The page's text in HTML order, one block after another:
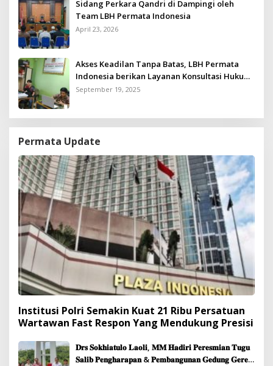
Sidang Perkara Qandri di Dampingi oleh
Team LBH Permata Indonesia
April 23, 2026
Akses Keadilan Tanpa Batas, LBH Permata
Indonesia berikan Layanan Konsultasi Hukum
Gratis untuk Kurang Mampu
September 19, 2025
Permata Update
Institusi Polri Semakin Kuat 21 Ribu Persatuan
Wartawan Fast Respon Yang Mendukung Presisi
𝐃𝐫𝐬 𝐒𝐨𝐤𝐡𝐢𝐚𝐭𝐮𝐥𝐨 𝐋𝐚𝐨𝐥𝐢, 𝐌𝐌 𝐇𝐚𝐝𝐢𝐫𝐢 𝐏𝐞𝐫𝐞𝐬𝐦𝐢𝐚𝐧 𝐓𝐮𝐠𝐮
𝐒𝐚𝐥𝐢𝐛 𝐏𝐞𝐧𝐠𝐡𝐚𝐫𝐚𝐩𝐚𝐧 & 𝐏𝐞𝐦𝐛𝐚𝐧𝐠𝐮𝐧𝐚𝐧 𝐆𝐞𝐝𝐮𝐧𝐠 𝐆𝐞𝐫𝐞𝐣𝐚